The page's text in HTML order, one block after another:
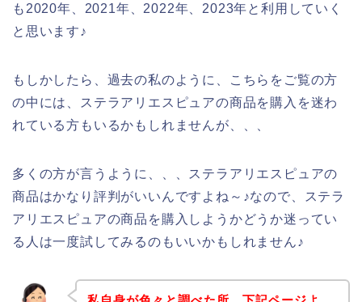
も2020年、2021年、2022年、2023年と利用していく
と思います♪
もしかしたら、過去の私のように、こちらをご覧の方
の中には、ステラアリエスピュアの商品を購入を迷わ
れている方もいるかもしれませんが、、、
多くの方が言うように、、、ステラアリエスピュアの
商品はかなり評判がいいんですよね～♪なので、ステラ
アリエスピュアの商品を購入しようかどうか迷ってい
る人は一度試してみるのもいいかもしれません♪